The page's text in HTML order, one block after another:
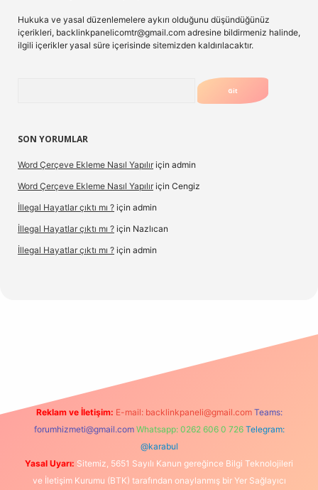
Hukuka ve yasal düzenlemelere aykırı olduğunu düşündüğünüz
içerikleri, backlinkpanelicomtr@gmail.com adresine bildirmeniz halinde,
ilgili içerikler yasal süre içerisinde sitemizden kaldırılacaktır.
SON YORUMLAR
Word Çerçeve Ekleme Nasıl Yapılır için admin
Word Çerçeve Ekleme Nasıl Yapılır için Cengiz
İllegal Hayatlar çıktı mı ? için admin
İllegal Hayatlar çıktı mı ? için Nazlıcan
İllegal Hayatlar çıktı mı ? için admin
Reklam ve İletişim: E-mail: backlinkpaneli@gmail.com Teams:
forumhizmeti@gmail.com Whatsapp: 0262 606 0 726 Telegram:
@karabul
Yasal Uyarı: Sitemiz, 5651 Sayılı Kanun gereğince Bilgi Teknolojileri
ve İletişim Kurumu (BTK) tarafından onaylanmış bir Yer Sağlayıcı